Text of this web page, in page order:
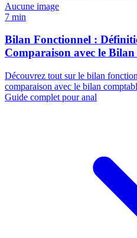
Aucune image
7 min
Bilan Fonctionnel :
Comparaison avec le
Découvrez tout sur le bilan
comparaison avec le bilan
Guide complet pour anal